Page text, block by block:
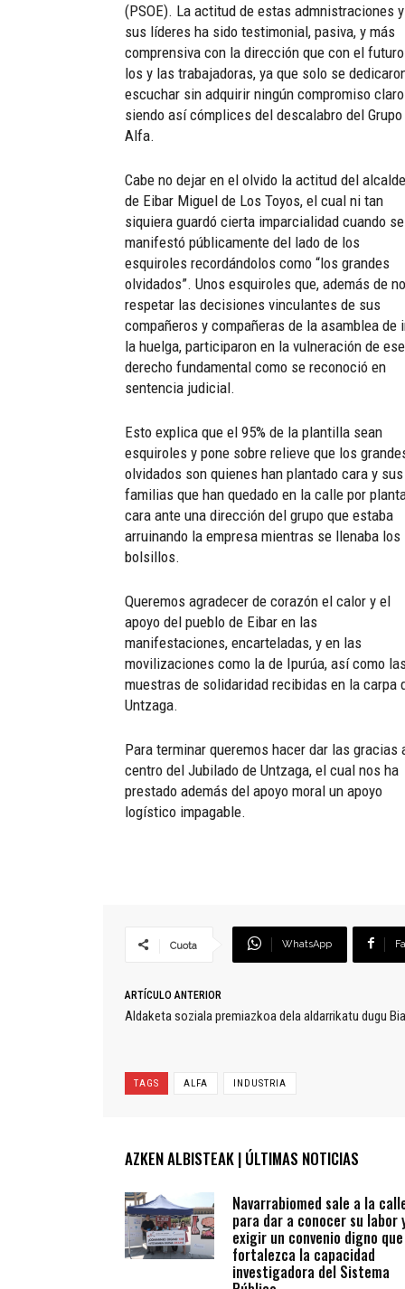
(PSOE). La actitud de estas admnistraciones
sus líderes ha sido testimonial, pasiva, y más
comprensiva con la dirección que con el
los y las trabajadoras, ya que solo se
escuchar sin adquirir ningún compromiso claro
siendo así cómplices del descalabro del Grupo
Alfa.
Cabe no dejar en el olvido la actitud del alcalde
de Eibar Miguel de Los Toyos, el cual ni tan
siquiera guardó cierta imparcialidad cuando se
manifestó públicamente del lado de los
esquiroles recordándolos como “los grandes
olvidados”. Unos esquiroles que, además de no
respetar las decisiones vinculantes de sus
compañeros y compañeras de la asamblea de
la huelga, participaron en la vulneración de ese
derecho fundamental como se reconoció en
sentencia judicial.
Esto explica que el 95% de la plantilla sean
esquiroles y pone sobre relieve que los
olvidados son quienes han plantado cara y sus
familias que han quedado en la calle por
cara ante una dirección del grupo que estaba
arruinando la empresa mientras se llenaba los
bolsillos.
Queremos agradecer de corazón el calor y el
apoyo del pueblo de Eibar en las
manifestaciones, encarteladas, y en las
movilizaciones como la de Ipurúa, así como las
muestras de solidaridad recibidas en la carpa
Untzaga.
Para terminar queremos hacer dar las gracias
centro del Jubilado de Untzaga, el cual nos ha
prestado además del apoyo moral un apoyo
logístico impagable.
Cuota WhatsApp
ARTÍCULO ANTERIOR
Aldaketa soziala premiazkoa dela aldarrikatu dugu
TAGS ALFA INDUSTRIA
AZKEN ALBISTEAK | ÚLTIMAS NOTICIAS
Navarrabiomed sale a la
para dar a conocer su labor
exigir un convenio digno que
fortalezca la capacidad
investigadora del Sistema